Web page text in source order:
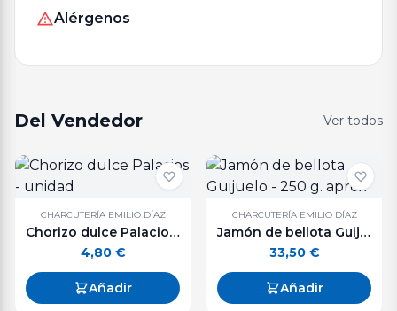
Alérgenos
Del Vendedor Ver todos
CHARCUTERÍA EMILIO DÍAZ
Chorizo dulce Palacios - unidad
4,80 €
Añadir
CHARCUTERÍA EMILIO DÍAZ
Jamón de bellota Guijuelo - 250 g. aprox
33,50 €
Añadir